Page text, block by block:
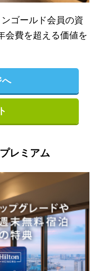
ゴールド会員の資
会費を超える価値を
へ
レミアム